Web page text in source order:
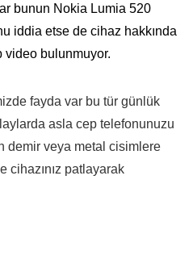
bunun Nokia Lumia 520
iddia etse de cihaz hakkında
video bulunmuyor.
fayda var bu tür günlük
asla cep telefonunuzu
demir veya metal cisimlere
cihazınız patlayarak